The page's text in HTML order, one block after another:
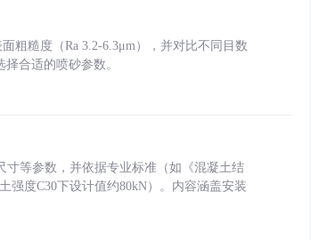
粗糙度（Ra 3.2-6.3μm），并对比不同目数
合适的喷砂参数。
等参数，并依据专业标准（如《混凝土结
强度C30下设计值约80kN）。内容涵盖安装